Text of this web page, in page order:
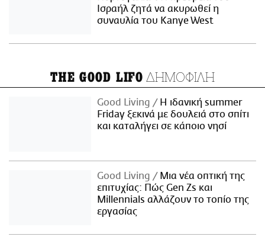
Ισραήλ ζητά να ακυρωθεί η
συναυλία του Kanye West
THE GOOD LIFO ΔΗΜΟΦΙΛΗ
Good Living
Η ιδανική summer
Friday ξεκινά με δουλειά στο σπίτι
και καταλήγει σε κάποιο νησί
Good Living
Μια νέα οπτική της
επιτυχίας: Πώς Gen Zs και
Millennials αλλάζουν το τοπίο της
εργασίας